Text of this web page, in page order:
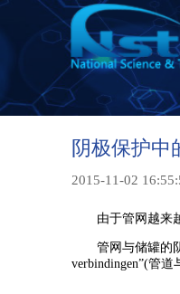
阴极保护中
2015-11-02
由于管网越来越
管网与储罐的阴
verbindingen”(管